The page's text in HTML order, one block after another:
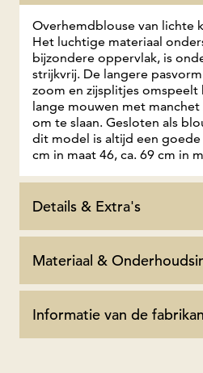
Overhemdblouse van lichte
Het luchtige materiaal
bijzondere oppervlak, is
strijkvrij. De langere
zoom en zijsplitjes omspeelt
lange mouwen met
om te slaan. Gesloten als
dit model is altijd een goede
cm in maat 46, ca. 69 cm in
Details & Extra's
Materiaal &
Informatie van de